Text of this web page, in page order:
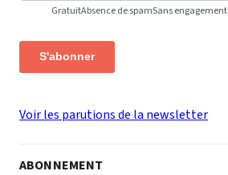
GratuitAbsence de spamSans engagement
S'abonner
Voir les parutions de la newsletter
ABONNEMENT